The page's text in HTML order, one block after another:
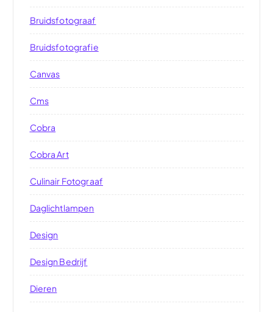
Bruidsfotograaf
Bruidsfotografie
Canvas
Cms
Cobra
Cobra Art
Culinair Fotograaf
Daglichtlampen
Design
Design Bedrijf
Dieren